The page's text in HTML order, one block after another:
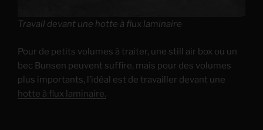
Travail devant une hotte à flux laminaire
Pour de petits volumes à traiter, une still air box ou un
bec Bunsen peuvent suffire, mais pour des volumes
plus importants, l’idéal est de travailler devant une
hotte à flux laminaire.